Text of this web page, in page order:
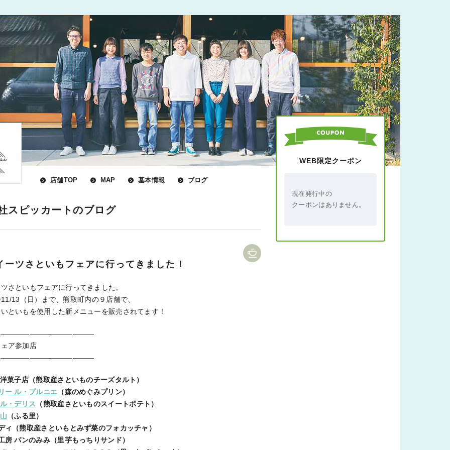
スピッカートのブログ
店舗TOP MAP 基本情報 ブログ
ーツさといもフェアに行ってきました！
さといもフェアに行ってきました。
13（日）まで、熊取町内の９店舗で、
といもを使用した新メニューを販売されてます！
ア参加店
菓子店（熊取産さといものチーズタルト）
ー ル・プルニエ （森のめぐみプリン）
・デリス （熊取産さといものスイートポテト）
（ふる里）
ィ（熊取産さといもとみず菜のフォカッチャ）
房 パンのみみ（里芋もっちりサンド）
WEB限定クーポン
現在発行中の
クーポンはありません。